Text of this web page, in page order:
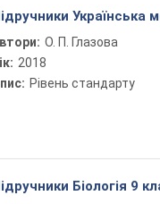
Українська
О. П. Глазова
2018
Рівень стандарту
Біологія 9